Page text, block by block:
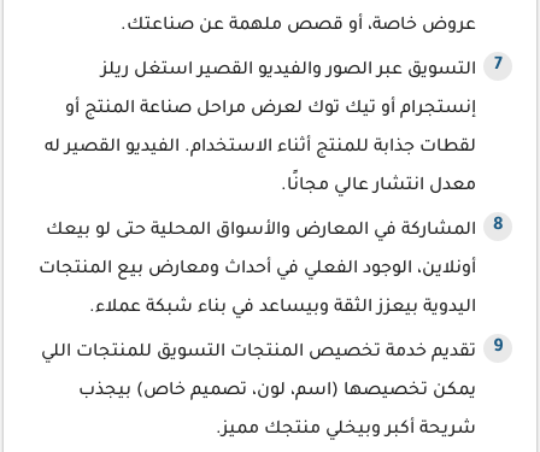
عروض خاصة، أو قصص ملهمة عن صناعتك.
التسويق عبر الصور والفيديو القصير استغل ريلز
إنستجرام أو تيك توك لعرض مراحل صناعة المنتج أو
لقطات جذابة للمنتج أثناء الاستخدام. الفيديو القصير له
معدل انتشار عالي مجانًا.
المشاركة في المعارض والأسواق المحلية حتى لو بيعك
أونلاين، الوجود الفعلي في أحداث ومعارض بيع المنتجات
اليدوية بيعزز الثقة وبيساعد في بناء شبكة عملاء.
تقديم خدمة تخصيص المنتجات التسويق للمنتجات اللي
يمكن تخصيصها (اسم، لون، تصميم خاص) بيجذب
شريحة أكبر وبيخلي منتجك مميز.